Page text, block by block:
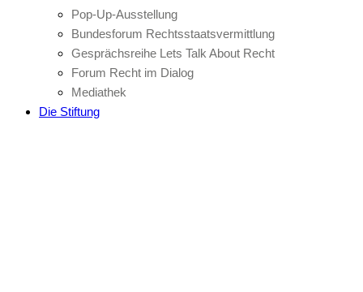
Pop-Up-Ausstellung
Bundesforum Rechtsstaatsvermittlung
Gesprächsreihe Lets Talk About Recht
Forum Recht im Dialog
Mediathek
Die Stiftung